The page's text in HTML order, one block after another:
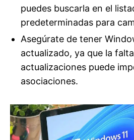
puedes buscarla en el
predeterminadas para
Asegúrate de tener
actualizado, ya que la
actualizaciones puede
asociaciones.